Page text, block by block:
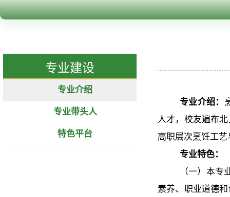
专业建设
专业介绍
专业带头人
特色平台
专业介绍：
人才，校友遍布
高职层次烹饪工
专业特色：
（一）本
素养、职业道德